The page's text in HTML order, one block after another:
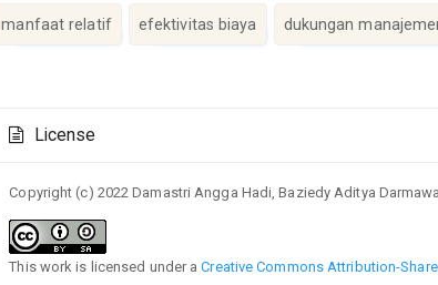
manfaat relatif efektivitas biaya dukungan
Details
License
Copyright (c) 2022 Damastri Angga Hadi, Baziedy Aditya
This work is licensed under aCreative Commons Attribution-